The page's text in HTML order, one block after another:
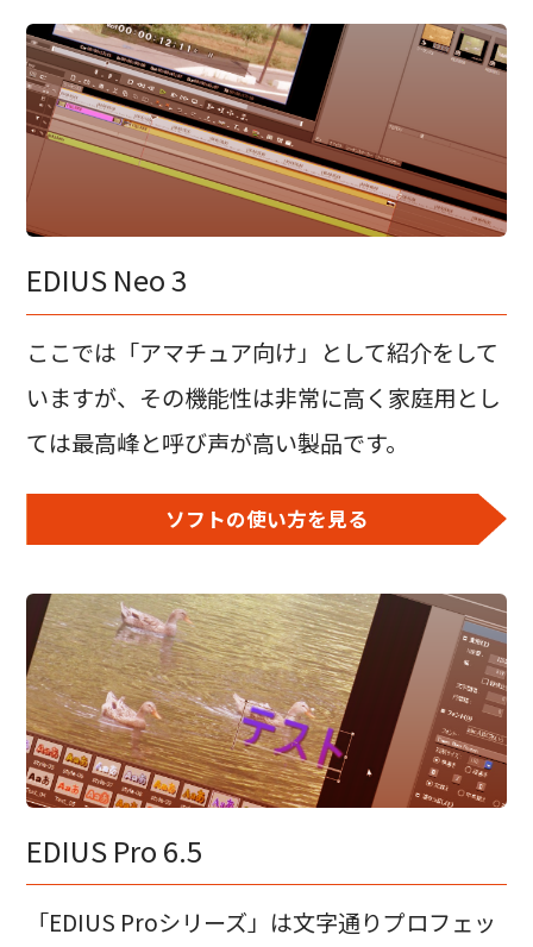
EDIUS Neo 3
ここでは「アマチュア向け」として紹介をして
いますが、その機能性は非常に高く家庭用とし
ては最高峰と呼び声が高い製品です。
ソフトの使い方を見る
EDIUS Pro 6.5
「EDIUS Proシリーズ」は文字通りプロフェッ